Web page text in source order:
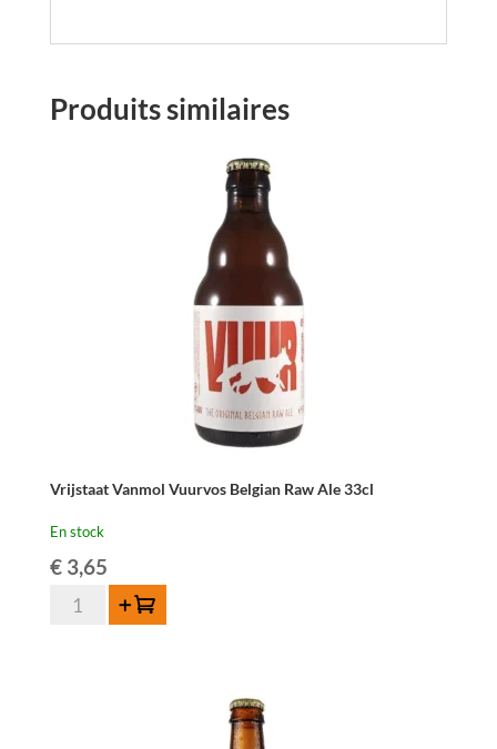
Produits similaires
Vrijstaat Vanmol Vuurvos Belgian Raw Ale 33cl
En stock
€3,65
quantité
Ajouter au panier